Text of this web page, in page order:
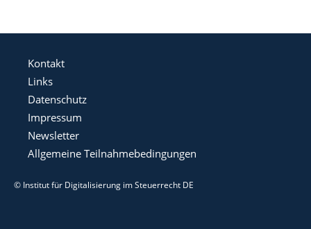
Kontakt
Links
Datenschutz
Impressum
Newsletter
Allgemeine Teilnahmebedingungen
© Institut für Digitalisierung im Steuerrecht DE